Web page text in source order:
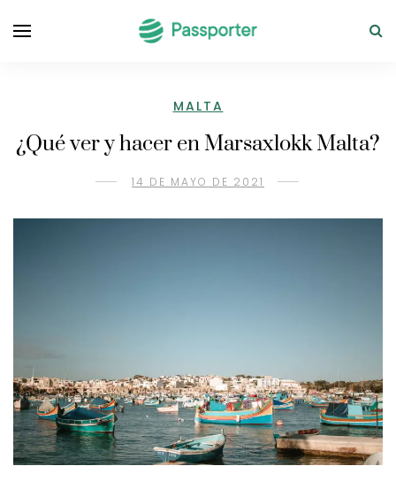
MALTA
¿Qué ver y hacer en Marsaxlokk Malta?
14 DE MAYO DE 2021